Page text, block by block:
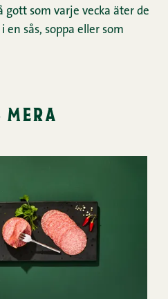
gott som varje vecka äter de
en sås, soppa eller som